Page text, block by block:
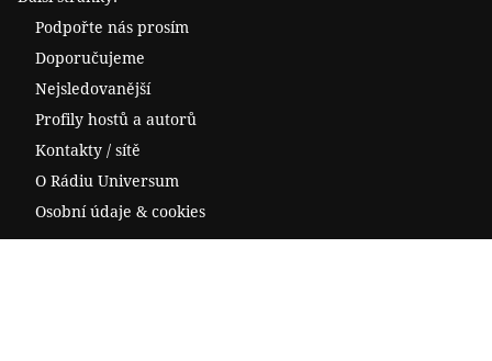
Podpořte nás prosím
Doporučujeme
Nejsledovanější
Profily hostů a autorů
Kontakty / sítě
O Rádiu Universum
Osobní údaje & cookies